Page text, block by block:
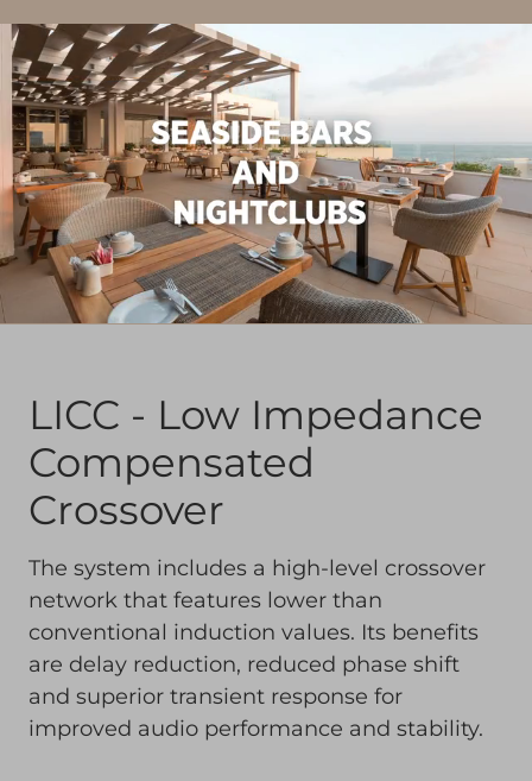
LICC - Low Impedance
Compensated
Crossover
The system includes a high-level crossover
network that features lower than
conventional induction values. Its benefits
are delay reduction, reduced phase shift
and superior transient response for
improved audio performance and stability.